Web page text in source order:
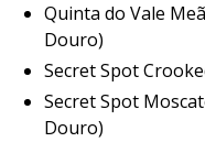
Quinta do Vale
Douro)
Secret Spot
Secret Spot
Douro)